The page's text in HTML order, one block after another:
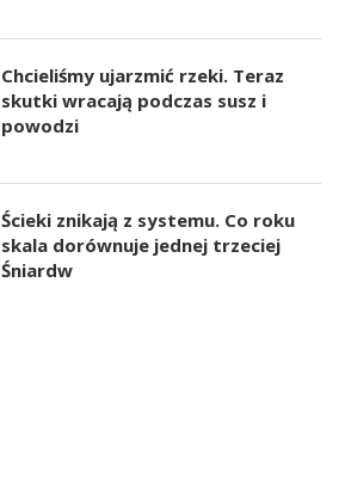
Chcieliśmy ujarzmić rzeki. Teraz
skutki wracają podczas susz i
powodzi
Ścieki znikają z systemu. Co roku
skala dorównuje jednej trzeciej
Śniardw